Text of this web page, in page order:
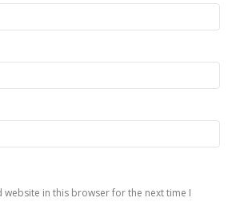
website in this browser for the next time I